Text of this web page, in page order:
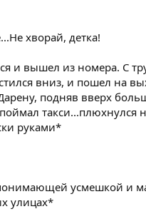
хворай, детка!
и вышел из номера. С
вниз, и пошел на
подняв вверх
такси...плюхнулся
руками*
понимающей усмешкой и
улицах*